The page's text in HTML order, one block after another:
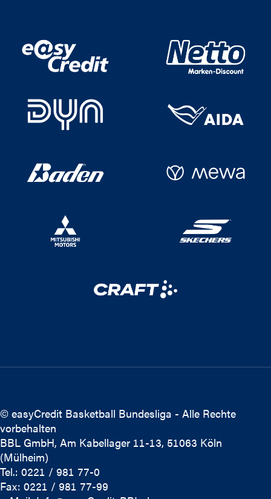
© easyCredit Basketball Bundesliga - Alle Rechte
vorbehalten
BBL GmbH, Am Kabellager 11-13, 51063 Köln
(Mülheim)
Tel.: 0221 / 981 77-0
Fax: 0221 / 981 77-99